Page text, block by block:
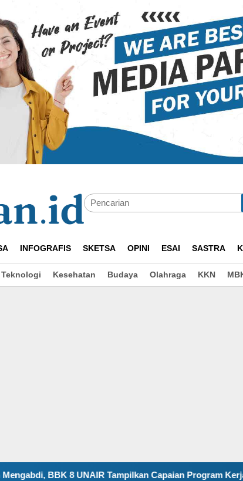
INFOGRAFIS SKETSA OPINI ESAI SASTRA
Teknologi Kesehatan Budaya Olahraga KKN
Tampilkan Capaian Program Kerja dalam Expo